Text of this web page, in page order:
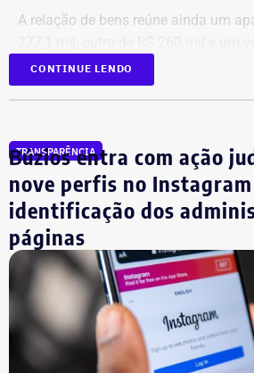
A relação de bens reúne ainda um
D300, ano 2023, declarado por R$
aparecem na lista cerca de R$ 177
CONTINUE LENDO
TRANSPARÊNCIA
Búzios entra com ação
nove perfis no Instagram
identificação dos
páginas